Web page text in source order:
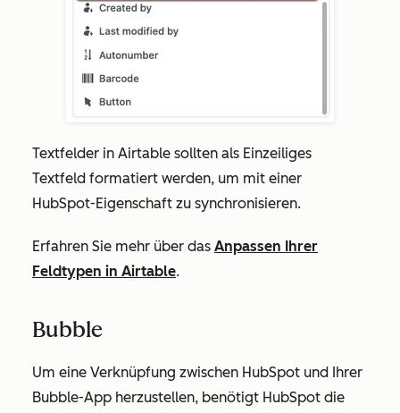
Textfelder in Airtable sollten als Einzeiliges
Textfeld formatiert werden, um mit einer
HubSpot-Eigenschaft zu synchronisieren.
Erfahren Sie mehr über das Anpassen Ihrer
Feldtypen in Airtable.
Bubble
Um eine Verknüpfung zwischen HubSpot und Ihrer
Bubble-App herzustellen, benötigt HubSpot die